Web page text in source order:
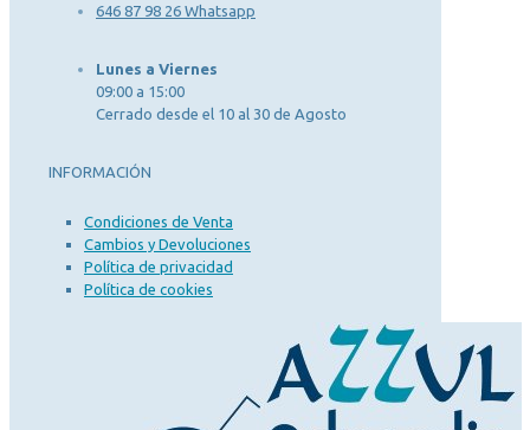
646 87 98 26 Whatsapp
Lunes a Viernes
09:00 a 15:00
Cerrado desde el 10 al 30 de Agosto
INFORMACIÓN
Condiciones de Venta
Cambios y Devoluciones
Política de privacidad
Política de cookies